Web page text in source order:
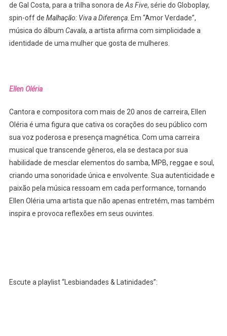
de Gal Costa, para a trilha sonora de As Five, série do Globoplay,
spin-off de Malhação: Viva a Diferença. Em “Amor Verdade”,
música do álbum Cavala, a artista afirma com simplicidade a
identidade de uma mulher que gosta de mulheres.
Ellen Oléria
Cantora e compositora com mais de 20 anos de carreira, Ellen
Oléria é uma figura que cativa os corações do seu público com
sua voz poderosa e presença magnética. Com uma carreira
musical que transcende gêneros, ela se destaca por sua
habilidade de mesclar elementos do samba, MPB, reggae e soul,
criando uma sonoridade única e envolvente. Sua autenticidade e
paixão pela música ressoam em cada performance, tornando
Ellen Oléria uma artista que não apenas entretém, mas também
inspira e provoca reflexões em seus ouvintes.
Escute a playlist “Lesbiandades & Latinidades”: